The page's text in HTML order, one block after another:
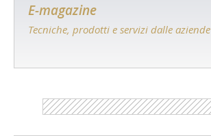
E-magazine
Tecniche, prodotti e servizi dalle aziende